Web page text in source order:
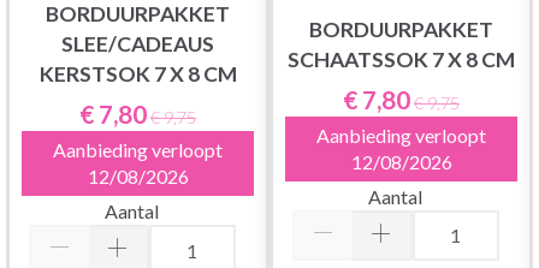
BORDUURPAKKET
SLEE/CADEAUS
KERSTSOK 7 X 8 CM
€ 7,80€ 9,75
Aanbieding verloopt
12/08/2026
Aantal
BORDUURPAKKET
SCHAATSSOK 7 X 8 CM
€ 7,80€ 9,75
Aanbieding verloopt
12/08/2026
Aantal